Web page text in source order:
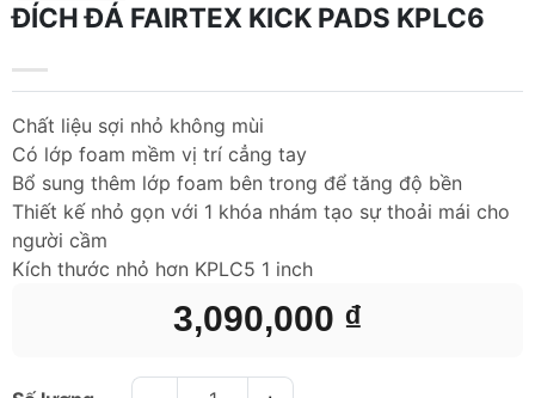
ĐÍCH ĐÁ FAIRTEX KICK PADS KPLC6
3,090,000 ₫
Chất liệu sợi nhỏ không mùi
Có lớp foam mềm vị trí cẳng tay
Bổ sung thêm lớp foam bên trong để tăng độ bền
Thiết kế nhỏ gọn với 1 khóa nhám tạo sự thoải mái cho
người cầm
Kích thước nhỏ hơn KPLC5 1 inch